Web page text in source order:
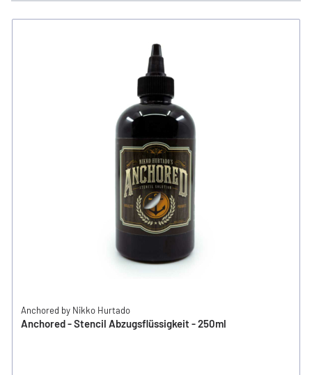
Anchored by Nikko Hurtado
Anchored - Stencil Abzugsflüssigkeit - 250ml